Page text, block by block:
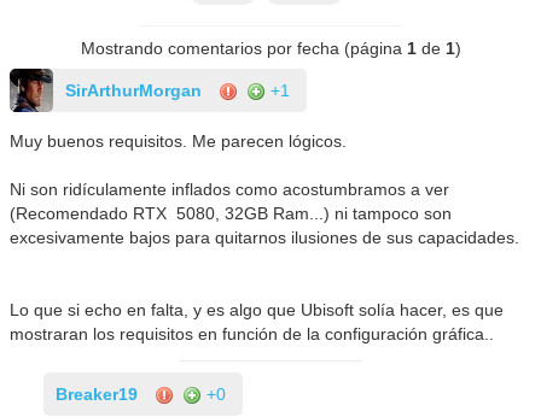
Mostrando comentarios por fecha (página 1de 1)
SirArthurMorgan +1
Muy buenos requisitos. Me parecen lógicos.
Ni son ridículamente inflados como acostumbramos a ver
(Recomendado RTX 5080, 32GB Ram...) ni tampoco son
excesivamente bajos para quitarnos ilusiones de sus capacidades.
Lo que si echo en falta, y es algo que Ubisoft solía hacer, es que
mostraran los requisitos en función de la configuración gráfica..
Breaker19 +0